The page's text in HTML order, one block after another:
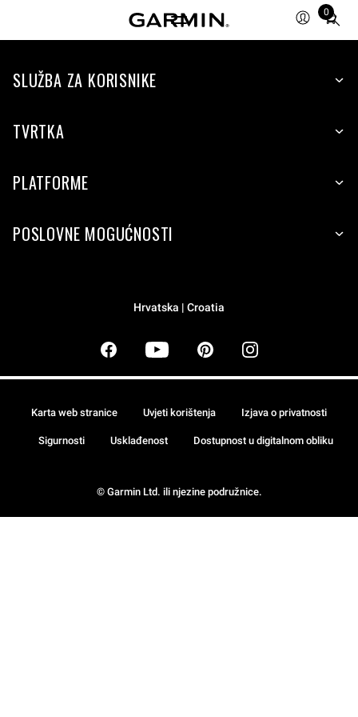
0
Total
items
cart:
SLUŽBA ZA KORISNIKE
TVRTKA
PLATFORME
POSLOVNE MOGUĆNOSTI
Hrvatska | Croatia
© Garmin Ltd. ili njezine podružnice.
Karta web stranice Uvjeti korištenja Izjava o privatnosti
Sigurnosti Usklađenost Dostupnost u digitalnom obliku